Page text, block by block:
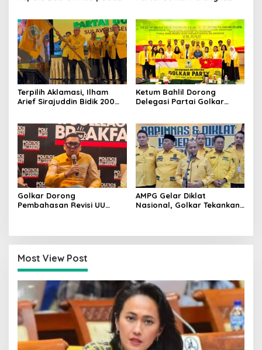
Dipercaya Rakyat
Terpilih Aklamasi, Ilham
Arief Sirajuddin Bidik 200
Ketum Bahlil Dorong
Delegasi Partai Golkar
Hingga Industrialisasi dari
China
Golkar Dorong
Pembahasan Revisi UU
AMPG Gelar Diklat
Nasional, Golkar Tekankan
Most View Post